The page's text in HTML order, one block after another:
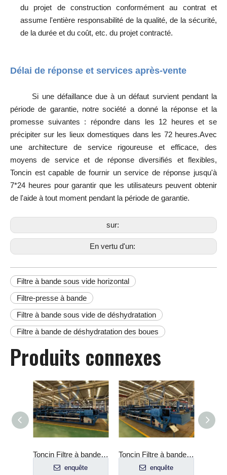
du projet de construction conformément au contrat et
assume l'entière responsabilité de la qualité, de la sécurité,
de la durée et du coût, etc. du projet contracté.
Délai de réponse et services après-vente
Si une défaillance due à un défaut survient pendant la
période de garantie, notre société a donné la réponse et la
promesse suivantes : répondre dans les 12 heures et se
précipiter sur les lieux domestiques dans les 72 heures.Avec
une architecture de service rigoureuse et efficace, des
moyens de service et de réponse diversifiés et flexibles,
Toncin est capable de fournir un service de réponse jusqu'à
7*24 heures pour garantir que les utilisateurs peuvent obtenir
de l'aide à tout moment pendant la période de garantie.
sur:
En vertu d'un:
Filtre à bande sous vide horizontal
Filtre-presse à bande
Filtre à bande sous vide de déshydratation
Filtre à bande de déshydratation des boues
Produits connexes
Toncin Filtre à bande à vide horizontal pour les opérations à grande échelle Toncin Filtre à bande à vide horizontal industriel